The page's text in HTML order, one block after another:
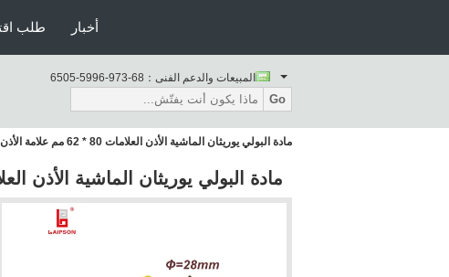
طلب أخبار
المبيعات والدعم الفنى： 86-379-6995-5056
Go
مادة البولي يوريثان الماشية الأذن العلامات 80 * 62 مم علامة الأذن عبث اللون الأصفر
مادة البولي يوريثان الماشية الأذن العلامات 80 * 62 مم علامة الأذن عبث